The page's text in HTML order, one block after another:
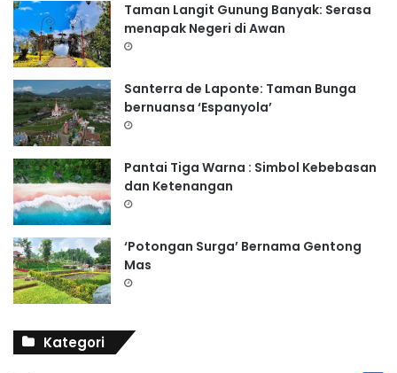
Taman Langit Gunung Banyak: Serasa
menapak Negeri di Awan
Santerra de Laponte: Taman Bunga
bernuansa ‘Espanyola’
Pantai Tiga Warna : Simbol Kebebasan
dan Ketenangan
‘Potongan Surga’ Bernama Gentong
Mas
Kategori